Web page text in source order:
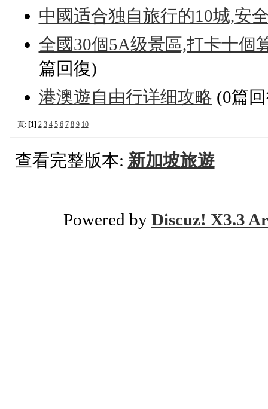
中國适合独自旅行的10城,安
全國30個5A级景區,打卡十個
篇回復)
港澳遊自由行详细攻略 (0篇
頁: [1] 2 3 4 5 6 7 8 9 10
查看完整版本: 新加坡旅遊
Powered by Discuz! X3.3